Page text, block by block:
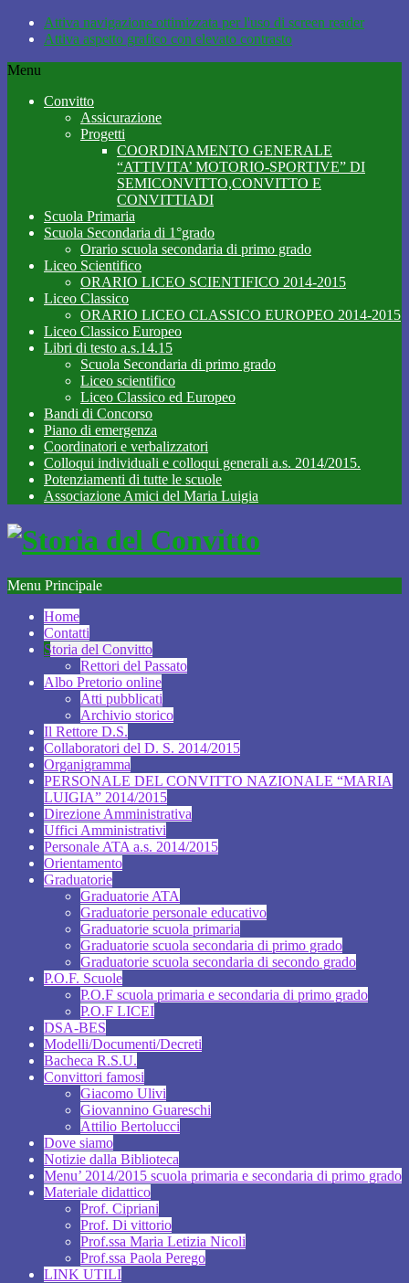
Attiva navigazione ottimizzata per l'uso di screen reader
Attiva aspetto grafico con elevato contrasto
Menu
Convitto
Assicurazione
Progetti
COORDINAMENTO GENERALE
“ATTIVITA’ MOTORIO-SPORTIVE” DI
SEMICONVITTO,CONVITTO E
CONVITTIADI
Scuola Primaria
Scuola Secondaria di 1°grado
Orario scuola secondaria di primo grado
Liceo Scientifico
ORARIO LICEO SCIENTIFICO 2014-2015
Liceo Classico
ORARIO LICEO CLASSICO EUROPEO 2014-2015
Liceo Classico Europeo
Libri di testo a.s.14.15
Scuola Secondaria di primo grado
Liceo scientifico
Liceo Classico ed Europeo
Bandi di Concorso
Piano di emergenza
Coordinatori e verbalizzatori
Colloqui individuali e colloqui generali a.s. 2014/2015.
Potenziamenti di tutte le scuole
Associazione Amici del Maria Luigia
Menu Principale
Home
Contatti
Storia del Convitto
Rettori del Passato
Albo Pretorio online
Atti pubblicati
Archivio storico
Il Rettore D.S.
Collaboratori del D. S. 2014/2015
Organigramma
PERSONALE DEL CONVITTO NAZIONALE “MARIA
LUIGIA” 2014/2015
Direzione Amministrativa
Uffici Amministrativi
Personale ATA a.s. 2014/2015
Orientamento
Graduatorie
Graduatorie ATA
Graduatorie personale educativo
Graduatorie scuola primaria
Graduatorie scuola secondaria di primo grado
Graduatorie scuola secondaria di secondo grado
P.O.F. Scuole
P.O.F scuola primaria e secondaria di primo grado
P.O.F LICEI
DSA-BES
Modelli/Documenti/Decreti
Bacheca R.S.U.
Convittori famosi
Giacomo Ulivi
Giovannino Guareschi
Attilio Bertolucci
Dove siamo
Notizie dalla Biblioteca
Menu’ 2014/2015 scuola primaria e secondaria di primo grado
Materiale didattico
Prof. Cipriani
Prof. Di vittorio
Prof.ssa Maria Letizia Nicoli
Prof.ssa Paola Perego
LINK UTILI